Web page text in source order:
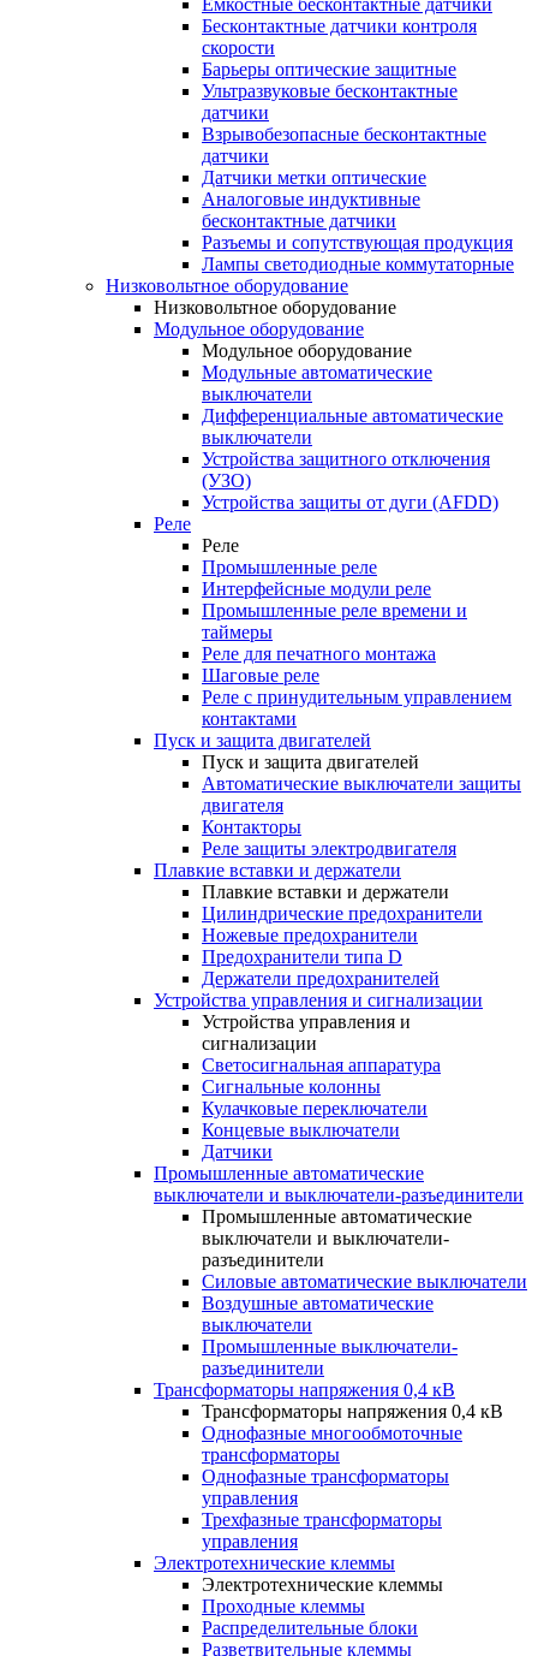
Емкостные бесконтактные датчики
Бесконтактные датчики контроля
скорости
Барьеры оптические защитные
Ультразвуковые бесконтактные
датчики
Взрывобезопасные бесконтактные
датчики
Датчики метки оптические
Аналоговые индуктивные
бесконтактные датчики
Разъемы и сопутствующая продукция
Лампы светодиодные коммутаторные
Низковольтное оборудование
Низковольтное оборудование
Модульное оборудование
Модульное оборудование
Модульные автоматические
выключатели
Дифференциальные автоматические
выключатели
Устройства защитного отключения
(УЗО)
Устройства защиты от дуги (AFDD)
Реле
Реле
Промышленные реле
Интерфейсные модули реле
Промышленные реле времени и
таймеры
Реле для печатного монтажа
Шаговые реле
Реле с принудительным управлением
контактами
Пуск и защита двигателей
Пуск и защита двигателей
Автоматические выключатели защиты
двигателя
Контакторы
Реле защиты электродвигателя
Плавкие вставки и держатели
Плавкие вставки и держатели
Цилиндрические предохранители
Ножевые предохранители
Предохранители типа D
Держатели предохранителей
Устройства управления и сигнализации
Устройства управления и
сигнализации
Светосигнальная аппаратура
Сигнальные колонны
Кулачковые переключатели
Концевые выключатели
Датчики
Промышленные автоматические
выключатели и выключатели-разъединители
Промышленные автоматические
выключатели и выключатели-
разъединители
Силовые автоматические выключатели
Воздушные автоматические
выключатели
Промышленные выключатели-
разъединители
Трансформаторы напряжения 0,4 кВ
Трансформаторы напряжения 0,4 кВ
Однофазные многообмоточные
трансформаторы
Однофазные трансформаторы
управления
Трехфазные трансформаторы
управления
Электротехнические клеммы
Электротехнические клеммы
Проходные клеммы
Распределительные блоки
Разветвительные клеммы